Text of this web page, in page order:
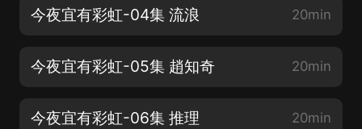
今夜宜有彩虹-04集 流浪 20min
今夜宜有彩虹-05集 趙知奇 20min
今夜宜有彩虹-06集 推理 20min